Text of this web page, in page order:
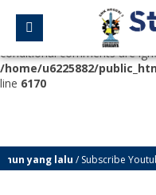
Deprecated
: Function
with an argument that is
conditional comments are
/home/u6225882/
line 6170
/ Subscribe Youtube Channel